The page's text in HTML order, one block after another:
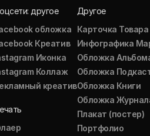
другое
обложка
Креатив
Иконка
Коллаж
креатив
Другое
Карточка Товара
Инфографика
Обложка
Обложка
Обложка Книги
Обложка
Плакат (постер)
Портфолио